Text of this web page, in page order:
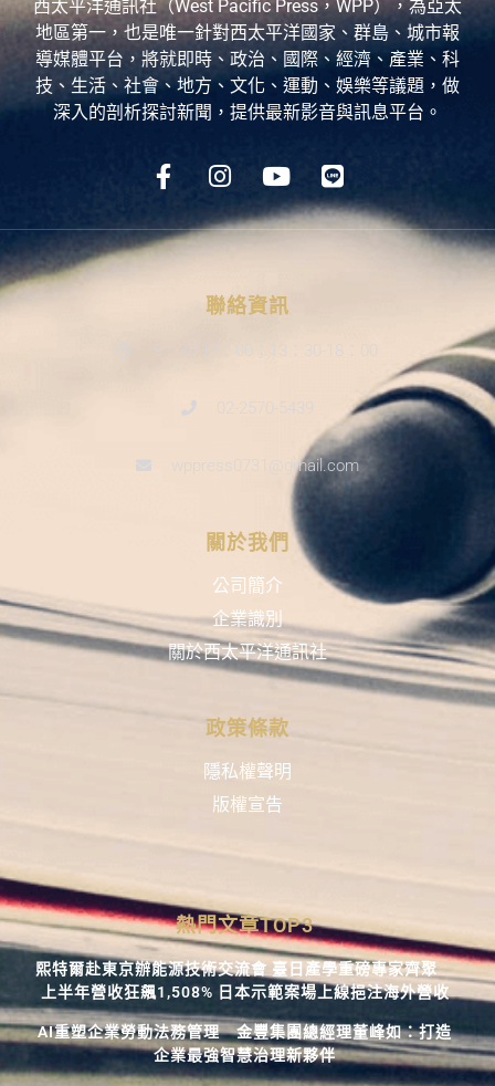
西太平洋通訊社（West Pacific Press，WPP），為亞太
地區第一，也是唯一針對西太平洋國家、群島、城市報
導媒體平台，將就即時、政治、國際、經濟、產業、科
技、生活、社會、地方、文化、運動、娛樂等議題，做
深入的剖析探討新聞，提供最新影音與訊息平台。
聯絡資訊
9：30-12：00；13：30-18：00
02-2570-5439
wppress0731@gmail.com
關於我們
公司簡介
企業識別
關於西太平洋通訊社
政策條款
隱私權聲明
版權宣告
熱門文章TOP3
熙特爾赴東京辦能源技術交流會 臺日產學重磅專家齊聚
上半年營收狂飆1,508% 日本示範案場上線挹注海外營收
AI重塑企業勞動法務管理 金豐集團總經理董峰如：打造
企業最強智慧治理新夥伴